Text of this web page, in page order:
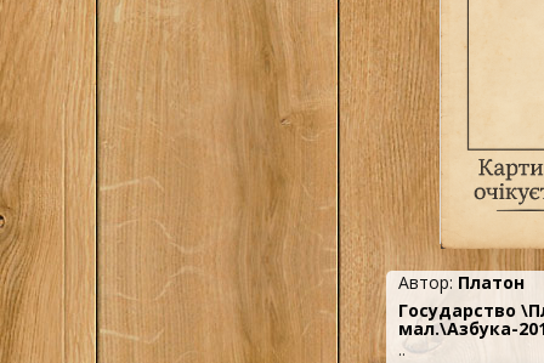
Автор: Платон
Государство
мал.\Азбука-
..